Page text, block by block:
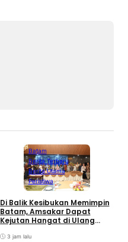
Batam
Berita Terbaru
Berita Utama
Peristiwa
Di Balik Kesibukan Memimpin
Batam, Amsakar Dapat
Kejutan Hangat di Ulang
3 jam lalu